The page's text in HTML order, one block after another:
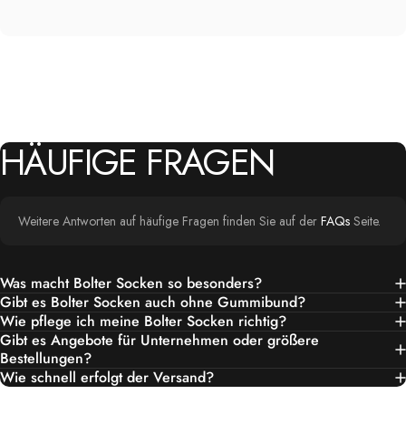
HÄUFIGE FRAGEN
Weitere Antworten auf häufige Fragen finden Sie auf der FAQs Seite.
Was macht Bolter Socken so besonders?
Gibt es Bolter Socken auch ohne Gummibund?
Wie pflege ich meine Bolter Socken richtig?
Gibt es Angebote für Unternehmen oder größere
Bestellungen?
Wie schnell erfolgt der Versand?